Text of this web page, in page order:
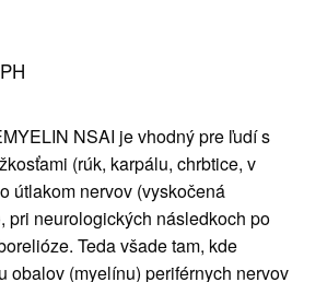
NSAI je vhodný pre ľudí s
(rúk, karpálu, chrbtice, v
útlakom nervov (vyskočená
pri neurologických následkoch po
Teda všade tam, kde
obalov (myelínu) periférnych nervov